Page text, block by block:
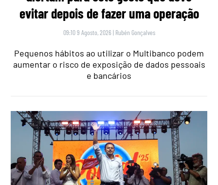
evitar depois de fazer uma operação
09:10 9 Agosto, 2026 | Rubén Gonçalves
Pequenos hábitos ao utilizar o Multibanco podem
aumentar o risco de exposição de dados pessoais
e bancários